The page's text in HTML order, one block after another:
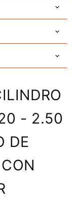
- 2.50
DE